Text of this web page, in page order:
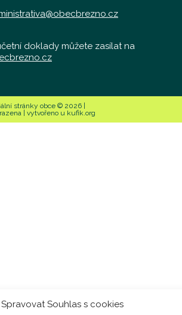
Spravovat Souhlas s cookies
doklady můžete zasílat na
stránky obce © 2026 |
| vytvořeno u kufik.org